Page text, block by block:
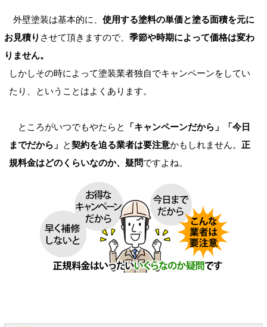
外壁塗装は基本的に、 使用する塗料の単価と塗る面積を元に
お見積り させて頂きますので、 季節や時期によって価格は変わ
りません。
しかしその時によって塗装業者独自でキャンペーンをしてい
たり、ということはよくあります。
ところがいつでもやたらと
「キャンペーンだから」「今日
までだから」 と契約を迫る業者は要注意かもしれません。 正
規料金はどのくらいなのか、疑問ですよね。